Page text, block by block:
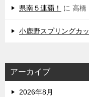
県南５連覇！ に 高橋
小鹿野スプリングカ
アーカイブ
2026年8月